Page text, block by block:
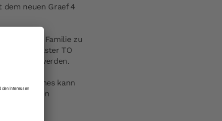
4001627010331
Donnerfeld 6 Industriegebiet Bergheim
59757 Arnsberg
neuen Graef 4
ganzen Familie zu
Toaster TO
werden.
Sandwiches kann
zubereiteten